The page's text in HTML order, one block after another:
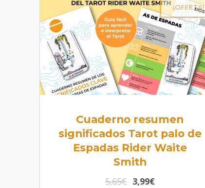
Cuaderno resumen
significados Tarot palo de
Espadas Rider Waite
Smith
¡OFERTA!
5,65€ 3,99€